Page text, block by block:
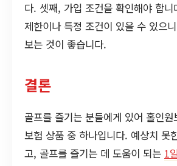
다. 셋째, 가입 조건을 확인해야 합
제한이나 특정 조건이 있을 수 있으
보는 것이 좋습니다.
결론
골프를 즐기는 분들에게 있어 홀인원
보험 상품 중 하나입니다. 예상치 못
고, 골프를 즐기는 데 도움이 되는 1